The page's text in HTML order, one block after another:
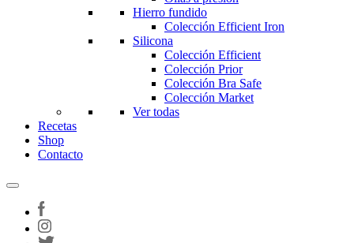
Hierro fundido
Colección Efficient Iron
Silicona
Colección Efficient
Colección Prior
Colección Bra Safe
Colección Market
Ver todas
Recetas
Shop
Contacto